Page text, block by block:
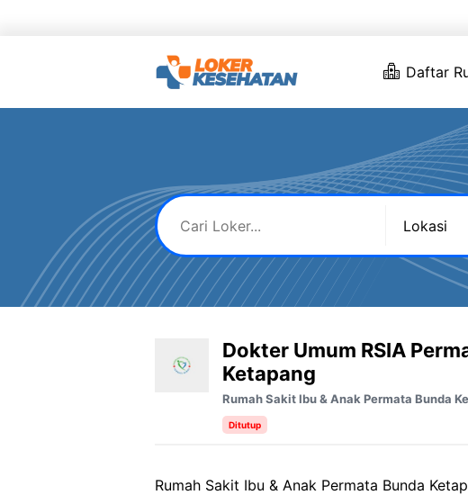
Daftar
Dokter Umum RSIA
Ketapang
Rumah Sakit Ibu & Anak Permata Bunda
Ditutup
Rumah Sakit Ibu & Anak Permata Bunda